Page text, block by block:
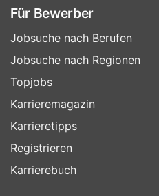
Für Bewerber
Jobsuche nach Berufen
Jobsuche nach Regionen
Topjobs
Karrieremagazin
Karrieretipps
Registrieren
Karrierebuch